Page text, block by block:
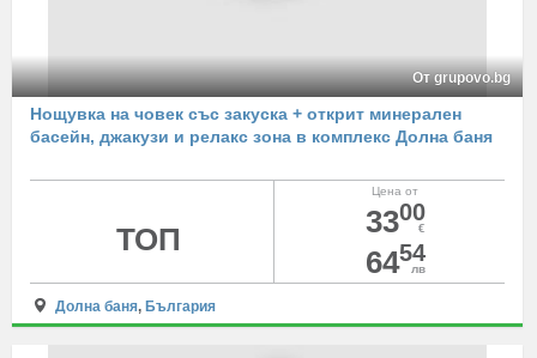
От grupovo.bg
Нощувка на човек със закуска + открит минерален
басейн, джакузи и релакс зона в комплекс Долна баня
Цена от
3300
€
6454
лв
ТОП
Долна баня, България